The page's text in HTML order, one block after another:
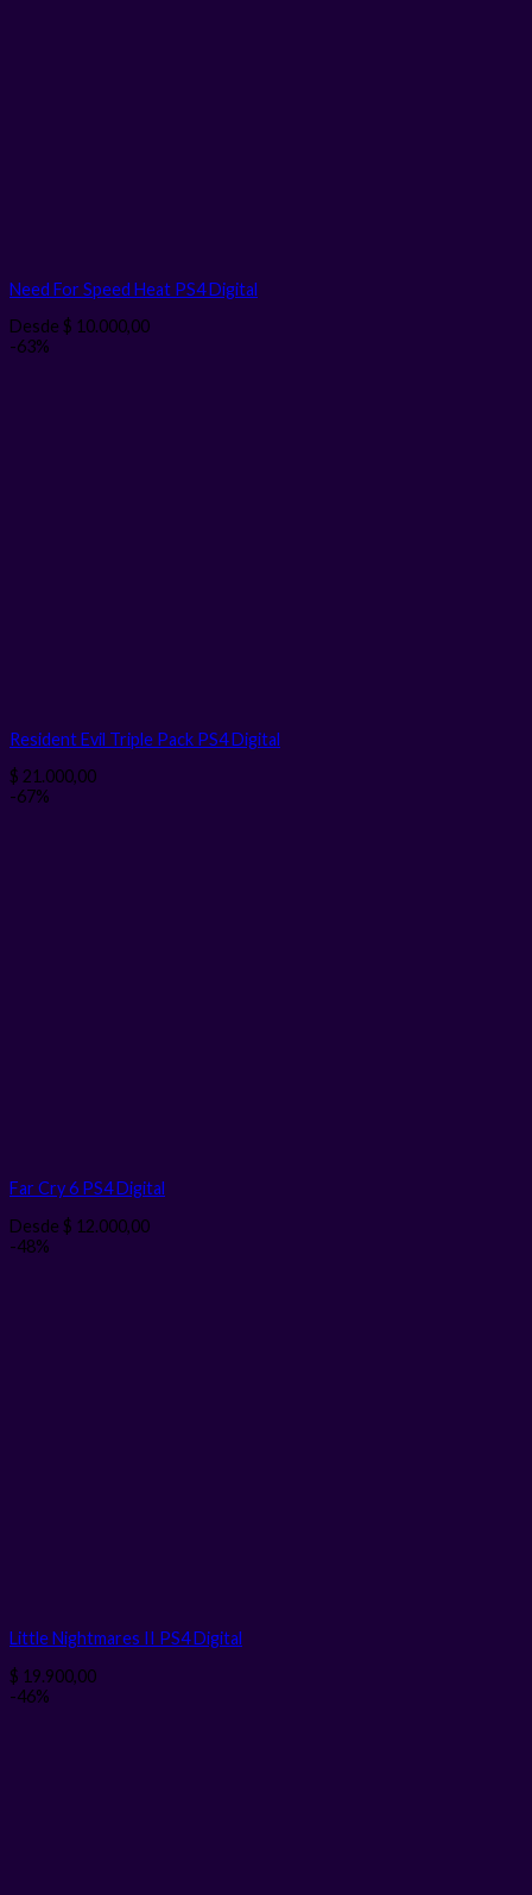
Need For Speed Heat PS4Digital
Desde $ 10.000,00
-63%
Resident Evil Triple Pack PS4Digital
$ 21.000,00
-67%
Far Cry 6 PS4 Digital
Desde $ 12.000,00
-48%
Little Nightmares II PS4Digital
$ 19.900,00
-46%